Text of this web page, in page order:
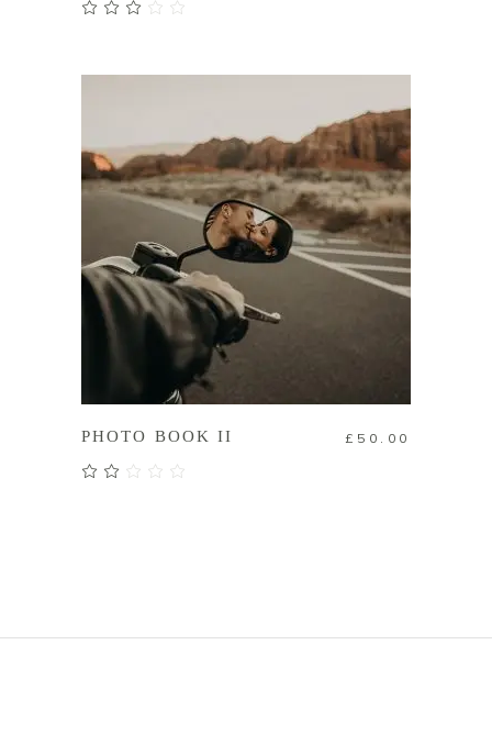
5
PHOTO BOOK II £ 50.00